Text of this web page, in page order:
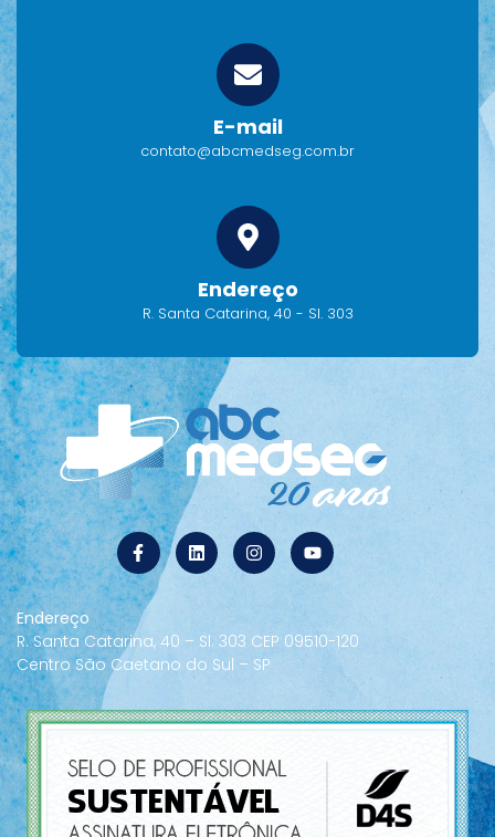
E-mail
contato@abcmedseg.com.br
Endereço
R. Santa Catarina, 40 - Sl. 303
Endereço
R. Santa Catarina, 40 – Sl. 303 CEP 09510-120
Centro São Caetano do Sul – SP